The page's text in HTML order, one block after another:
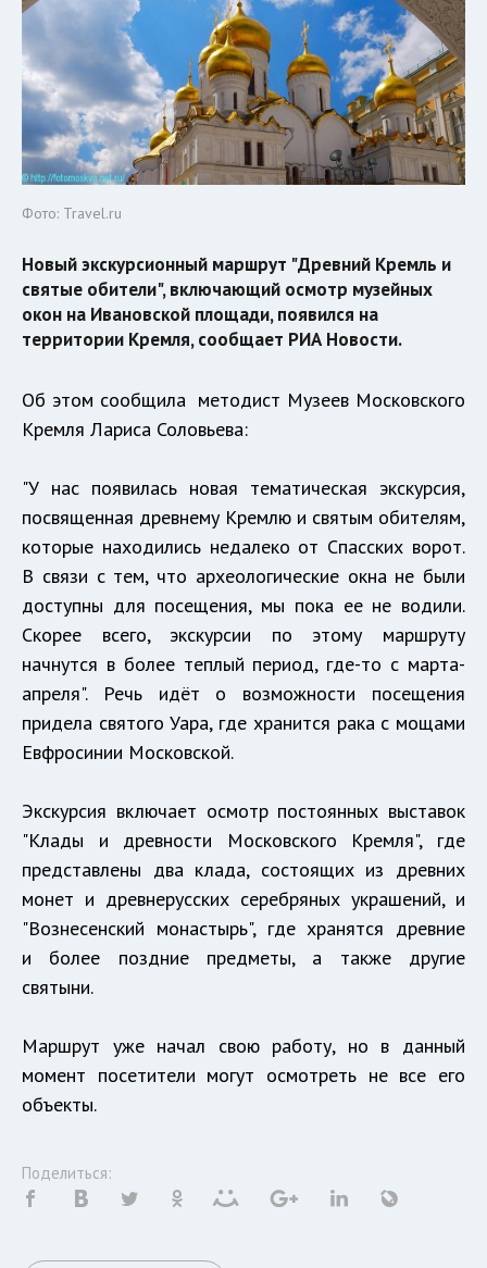
Фото: Travel.ru
Новый экскурсионный маршрут "Древний Кремль и
святые обители", включающий осмотр музейных
окон на Ивановской площади, появился на
территории Кремля, сообщает РИА Новости.
Об этом сообщила методист Музеев Московского
Кремля Лариса Соловьева:
"У нас появилась новая тематическая экскурсия,
посвященная древнему Кремлю и святым обителям,
которые находились недалеко от Спасских ворот.
В связи с тем, что археологические окна не были
доступны для посещения, мы пока ее не водили.
Скорее всего, экскурсии по этому маршруту
начнутся в более теплый период, где-то с марта-
апреля". Речь идёт о возможности посещения
придела святого Уара, где хранится рака с мощами
Евфросинии Московской.
Экскурсия включает осмотр постоянных выставок
"Клады и древности Московского Кремля", где
представлены два клада, состоящих из древних
монет и древнерусских серебряных украшений, и
"Вознесенский монастырь", где хранятся древние
и более поздние предметы, а также другие
святыни.
Маршрут уже начал свою работу, но в данный
момент посетители могут осмотреть не все его
объекты.
Поделиться: